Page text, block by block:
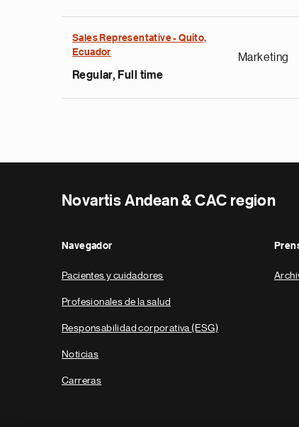
Sales Representative - Quito,
Ecuador
Regular, Full time
Marketing
Novartis Andean & CAC region
Navegador
Pacientes y cuidadores
Profesionales de la salud
Responsabilidad corporativa (ESG)
Noticias
Carreras